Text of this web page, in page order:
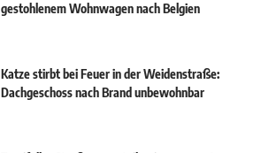
gestohlenem Wohnwagen nach Belgien
Katze stirbt bei Feuer in der Weidenstraße:
Dachgeschoss nach Brand unbewohnbar